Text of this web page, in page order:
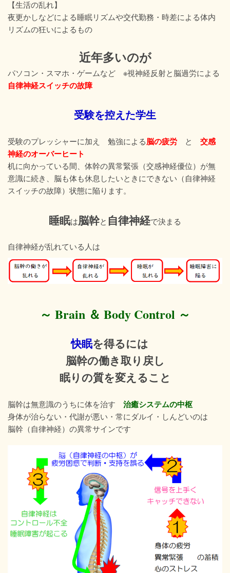
【生活の乱れ】
夜更かしなどによる睡眠リズムや交代勤務・時差による体内
リズムの狂いによるもの
近年多いのが
パソコン・スマホ・ゲームなど ※視神経反射と脳過労による
自律神経スイッチの故障
受験を控えた学生
受験のプレッシャーに加え 勉強による脳の疲労 と 交感
神経のオーバーヒート
机に向かっている間、体幹の異常緊張（交感神経優位）が無
意識に続き、脳も体も休息したいときにできない（自律神経
スイッチの故障）状態に陥ります。
睡眠は脳幹と 自律神経で決まる
自律神経が乱れている人は
～ Brain ＆ Body Control ～
快眠を得るには
脳幹の働き取り戻し
眠りの質を変えること
脳幹は無意識のうちに体を治す 治癒システムの中枢
身体が治らない・代謝が悪い・常にダルイ・しんどいのは
脳幹（自律神経）の異常サインです